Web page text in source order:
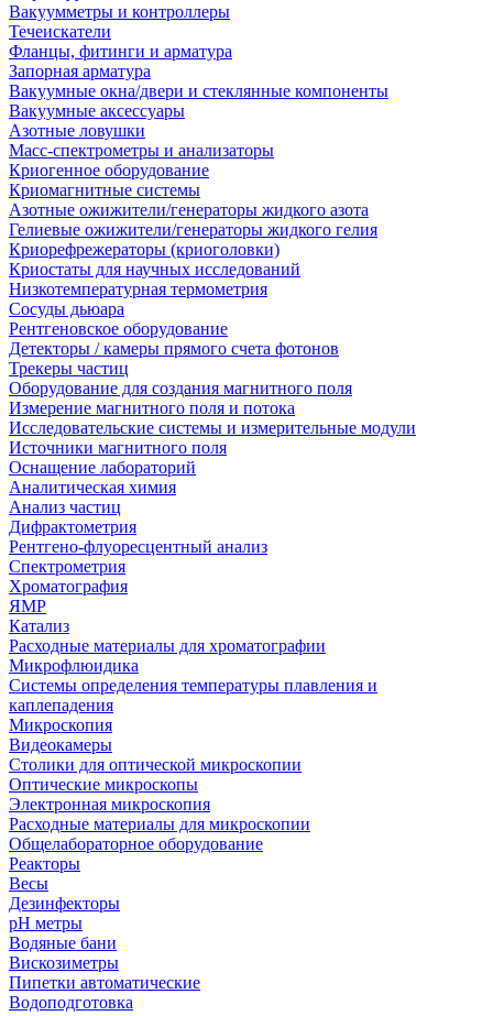
Вакуумметры и контроллеры
Течеискатели
Фланцы, фитинги и арматура
Запорная арматура
Вакуумные окна/двери и стеклянные компоненты
Вакуумные аксессуары
Азотные ловушки
Масс-спектрометры и анализаторы
Криогенное оборудование
Криомагнитные системы
Азотные ожижители/генераторы жидкого азота
Гелиевые ожижители/генераторы жидкого гелия
Криорефрежераторы (криоголовки)
Криостаты для научных исследований
Низкотемпературная термометрия
Сосуды дьюара
Рентгеновское оборудование
Детекторы / камеры прямого счета фотонов
Трекеры частиц
Оборудование для создания магнитного поля
Измерение магнитного поля и потока
Исследовательские системы и измерительные модули
Источники магнитного поля
Оснащение лабораторий
Аналитическая химия
Анализ частиц
Дифрактометрия
Рентгено-флуоресцентный анализ
Спектрометрия
Хроматография
ЯМР
Катализ
Расходные материалы для хроматографии
Микрофлюидика
Системы определения температуры плавления и
каплепадения
Микроскопия
Видеокамеры
Столики для оптической микроскопии
Оптические микроскопы
Электронная микроскопия
Расходные материалы для микроскопии
Общелабораторное оборудование
Реакторы
Весы
Дезинфекторы
рН метры
Водяные бани
Вискозиметры
Пипетки автоматические
Водоподготовка